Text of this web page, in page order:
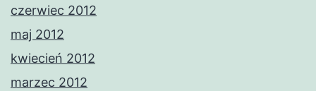
czerwiec 2012
maj 2012
kwiecień 2012
marzec 2012